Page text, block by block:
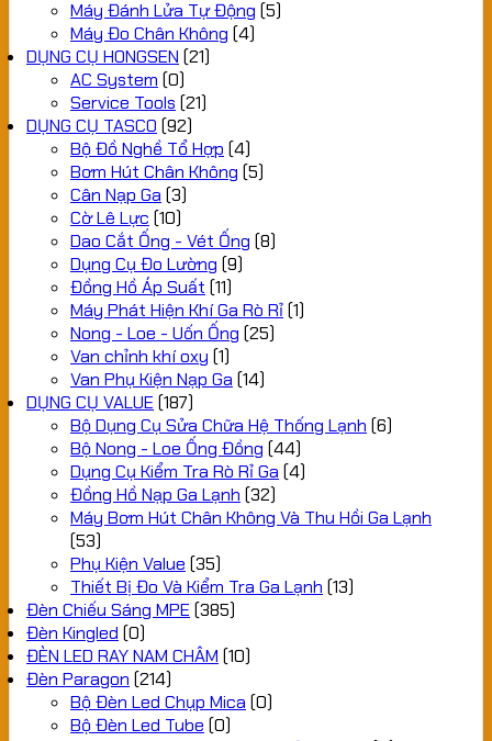
Máy Đánh Lửa Tự Động (5)
Máy Đo Chân Không (4)
DỤNG CỤ HONGSEN (21)
AC System (0)
Service Tools (21)
DỤNG CỤ TASCO (92)
Bộ Đồ Nghề Tổ Hợp (4)
Bơm Hút Chân Không (5)
Cân Nạp Ga (3)
Cờ Lê Lực (10)
Dao Cắt Ống - Vét Ống (8)
Dụng Cụ Đo Lường (9)
Đồng Hồ Áp Suất (11)
Máy Phát Hiện Khí Ga Rò Rỉ(1)
Nong - Loe - Uốn Ống (25)
Van chỉnh khí oxy (1)
Van Phụ Kiện Nạp Ga (14)
DỤNG CỤ VALUE (187)
Bộ Dụng Cụ Sửa Chữa Hệ Thống Lạnh (6)
Bộ Nong - Loe Ống Đồng (44)
Dụng Cụ Kiểm Tra Rò Rỉ Ga (4)
Đồng Hồ Nạp Ga Lạnh (32)
Máy Bơm Hút Chân Không Và Thu Hồi Ga Lạnh
(53)
Phụ Kiện Value (35)
Thiết Bị Đo Và Kiểm Tra Ga Lạnh (13)
Đèn Chiếu Sáng MPE (385)
Đèn Kingled (0)
ĐÈN LED RAY NAM CHÂM (10)
Đèn Paragon (214)
Bộ Đèn Led Chụp Mica (0)
Bộ Đèn Led Tube (0)